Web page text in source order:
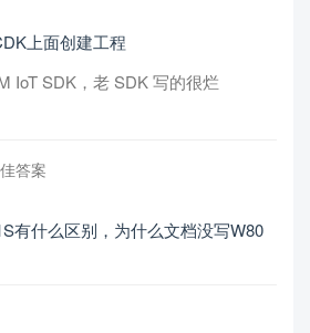
上面创建工程
IoT SDK，老 SDK 写的很烂
答案
有什么区别，为什么文档没写W80